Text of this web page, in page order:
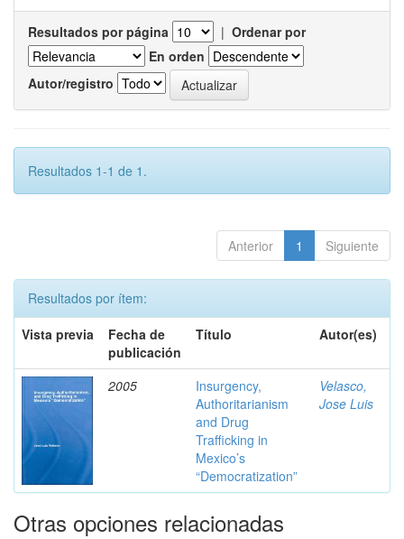
Resultados por página | Ordenar por
En orden
Autor/registro
Resultados 1-1 de 1.
Anterior 1 Siguiente
Resultados por ítem:
Vista previa
Fecha de
publicación
Título Autor(es)
2005
Insurgency,
Authoritarianism
and Drug
Trafficking in
Mexico’s
“Democratization”
Velasco,
Jose Luis
Otras opciones relacionadas